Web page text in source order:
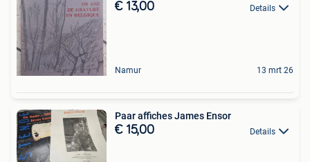
€ 13,00 Details
Namur 13 mrt 26
Paar affiches James Ensor
€ 15,00 Details